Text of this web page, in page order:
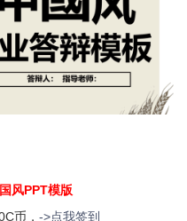
风PPT模版
币， ->点我签到